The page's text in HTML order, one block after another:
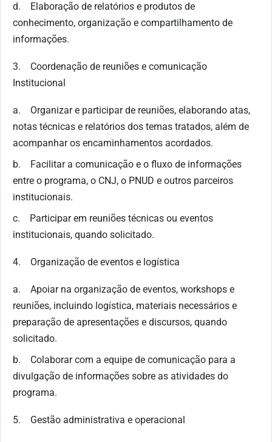
d. Elaboração de relatórios e produtos de
conhecimento, organização e compartilhamento de
informações.
3. Coordenação de reuniões e comunicação
Institucional
a. Organizar e participar de reuniões, elaborando atas,
notas técnicas e relatórios dos temas tratados, além de
acompanhar os encaminhamentos acordados.
b. Facilitar a comunicação e o fluxo de informações
entre o programa, o CNJ, o PNUD e outros parceiros
institucionais.
c. Participar em reuniões técnicas ou eventos
institucionais, quando solicitado.
4. Organização de eventos e logística
a. Apoiar na organização de eventos, workshops e
reuniões, incluindo logística, materiais necessários e
preparação de apresentações e discursos, quando
solicitado.
b. Colaborar com a equipe de comunicação para a
divulgação de informações sobre as atividades do
programa.
5. Gestão administrativa e operacional